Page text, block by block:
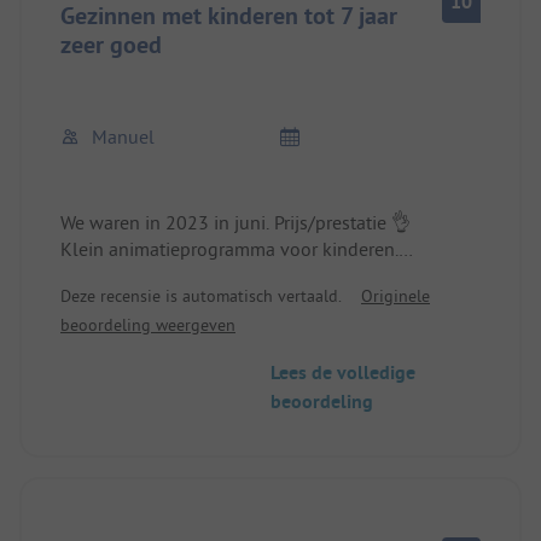
Gezinnen met kinderen tot 7 jaar
zeer goed
Manuel
We waren in 2023 in juni. Prijs/prestatie 👌
Klein animatieprogramma voor kinderen.
Een restaurant met goed eten maar erg dure
drankjes.
Dichtstbijzijnde HyperCasino op 5 km
Kampeerplaats was goed onderhouden. Onze
Deze recensie is automatisch vertaald.
Originele
beoordeling weergeven
Lees de volledige
beoordeling